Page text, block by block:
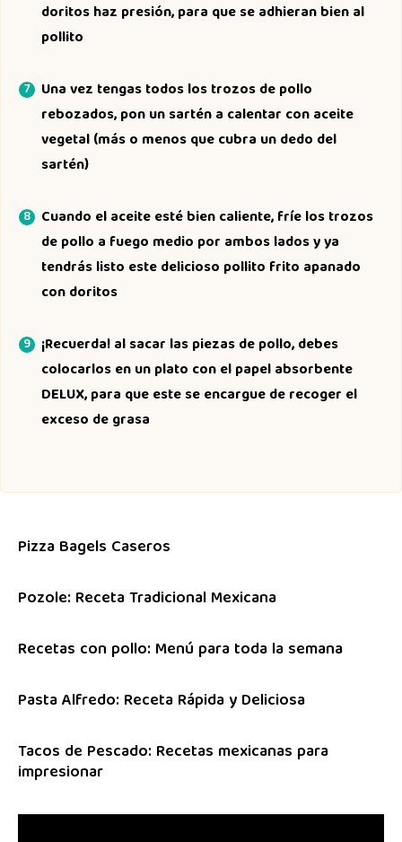
doritos haz presión, para que se adhieran bien al
pollito
Una vez tengas todos los trozos de pollo
rebozados, pon un sartén a calentar con aceite
vegetal (más o menos que cubra un dedo del
sartén)
Cuando el aceite esté bien caliente, fríe los trozos
de pollo a fuego medio por ambos lados y ya
tendrás listo este delicioso pollito frito apanado
con doritos
¡Recuerda! al sacar las piezas de pollo, debes
colocarlos en un plato con el papel absorbente
DELUX, para que este se encargue de recoger el
exceso de grasa
Pizza Bagels Caseros
Pozole: Receta Tradicional Mexicana
Recetas con pollo: Menú para toda la semana
Pasta Alfredo: Receta Rápida y Deliciosa
Tacos de Pescado: Recetas mexicanas para
impresionar